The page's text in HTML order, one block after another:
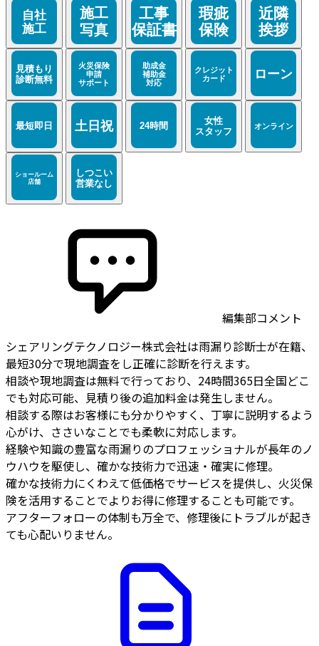
編集部コメント
シェアリングテクノロジー株式会社は雨漏り診断士が在籍、
最短30分で現地調査をし正確に診断を行えます。
相談や現地調査は無料で行っており、24時間365日全国どこ
でも対応可能、見積り後の追加料金は発生しません。
相談する際はお客様にも分かりやすく、丁寧に説明するよう
心がけ、ささいなことでも柔軟に対応します。
経験や知識の豊富な雨漏りのプロフェッショナルが長年のノ
ウハウを駆使し、確かな技術力で迅速・確実に修理。
確かな技術力にくわえて低価格でサービスを提供し、火災保
険を活用することでよりお得に修理することも可能です。
アフターフォローの体制も万全で、修理後にトラブルが起き
ても心配いりません。